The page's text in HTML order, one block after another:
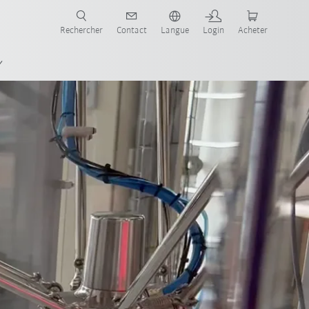
Rechercher Contact Langue Login Acheter